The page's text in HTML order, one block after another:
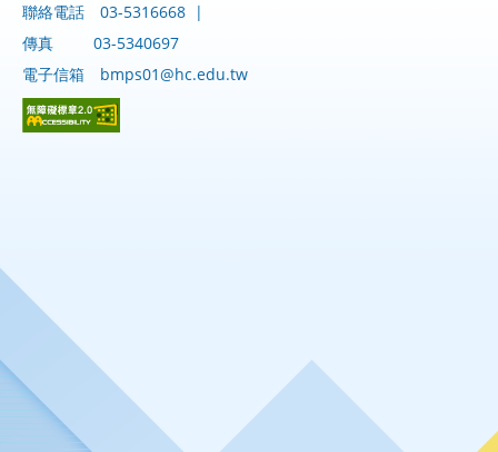
聯絡電話
03-5316668 |
傳真
03-5340697
電子信箱
bmps01@hc.edu.tw